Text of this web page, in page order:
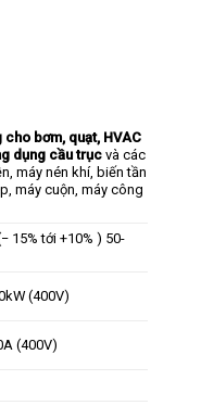
cho bơm, quạt, HVAC
dụng cầu trụcvà các
máy nén khí, biến tần
máy cuộn, máy công
15% tới +10% ) 50-
(400V)
(400V)